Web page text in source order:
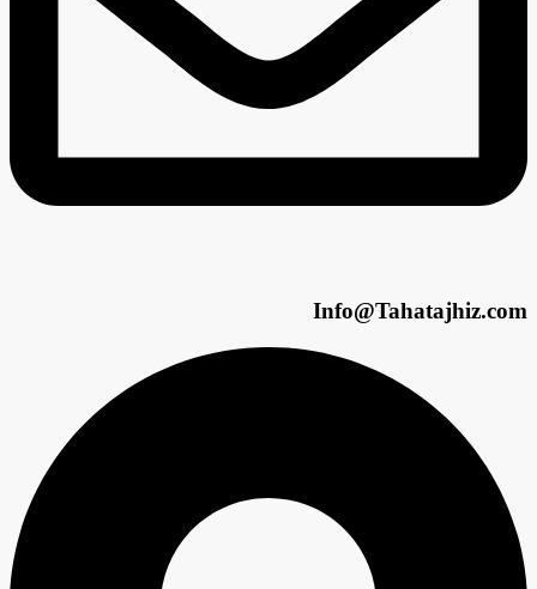
Info@Tahatajhiz.com